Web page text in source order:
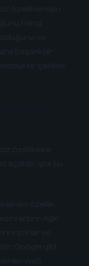
özelliklerden
hangi
ve
başarılı bir
bir şekilde
özelliklere
açabilir. İşte bu
özellik,
artırır. Ağır
zorlar ve
Google gibi
web